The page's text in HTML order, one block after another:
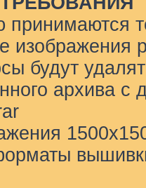
изображения
будут
архива